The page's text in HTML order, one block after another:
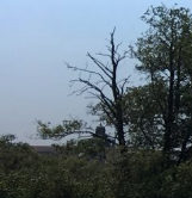
springen